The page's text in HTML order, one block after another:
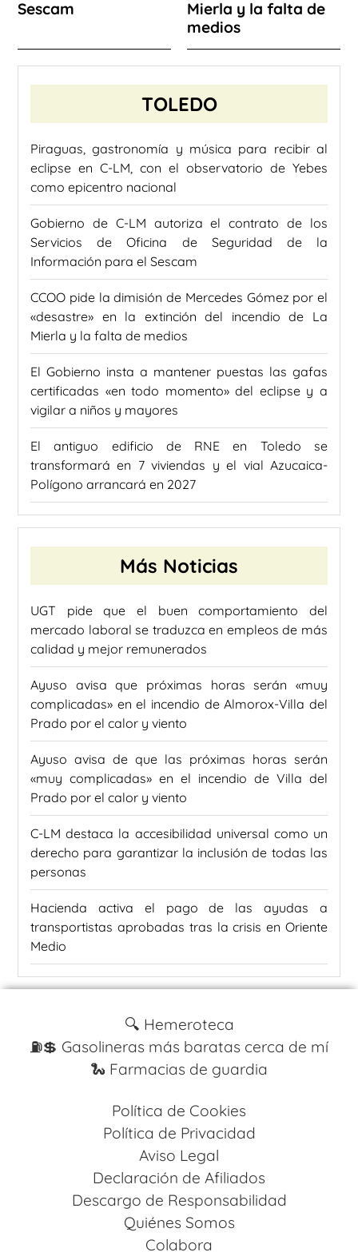
Sescam
Mierla y la falta de
medios
TOLEDO
Piraguas, gastronomía y música para recibir al
eclipse en C-LM, con el observatorio de Yebes
como epicentro nacional
Gobierno de C-LM autoriza el contrato de los
Servicios de Oficina de Seguridad de la
Información para el Sescam
CCOO pide la dimisión de Mercedes Gómez por el
«desastre» en la extinción del incendio de La
Mierla y la falta de medios
El Gobierno insta a mantener puestas las gafas
certificadas «en todo momento» del eclipse y a
vigilar a niños y mayores
El antiguo edificio de RNE en Toledo se
transformará en 7 viviendas y el vial Azucaica-
Polígono arrancará en 2027
Más Noticias
UGT pide que el buen comportamiento del
mercado laboral se traduzca en empleos de más
calidad y mejor remunerados
Ayuso avisa que próximas horas serán «muy
complicadas» en el incendio de Almorox-Villa del
Prado por el calor y viento
Ayuso avisa de que las próximas horas serán
«muy complicadas» en el incendio de Villa del
Prado por el calor y viento
C-LM destaca la accesibilidad universal como un
derecho para garantizar la inclusión de todas las
personas
Hacienda activa el pago de las ayudas a
transportistas aprobadas tras la crisis en Oriente
Medio
🔍 Hemeroteca
⛽️💲 Gasolineras más baratas cerca de mí
🐍 Farmacias de guardia
Política de Cookies
Política de Privacidad
Aviso Legal
Declaración de Afiliados
Descargo de Responsabilidad
Quiénes Somos
Colabora